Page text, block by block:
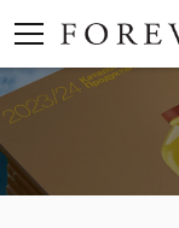
English